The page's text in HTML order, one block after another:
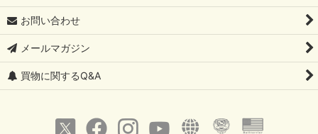
お問い合わせ
メールマガジン
買物に関するQ&A